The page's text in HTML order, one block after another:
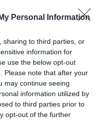
Personal Information
sharing to third parties, or
information for
use the below opt-out
Please note that after your
may continue seeing
information utilized by
to third parties prior to
opt-out of the further
MOSTRA TARIFFE
arredati con attenzione secondo
confortevoli, accessoriati per
o angolo cottura e dispongono
asciugamani, aria condizionata,
da stiro. Alcuni appartamenti
persone, Appartamento per 4
per 6 persone.